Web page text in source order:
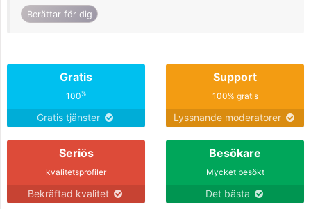
Berättar för dig
Gratis
100%
Gratis tjänster
Support
100% gratis
Lyssnande moderatorer
Seriös
kvalitetsprofiler
Bekräftad kvalitet
Besökare
Mycket besökt
Det bästa